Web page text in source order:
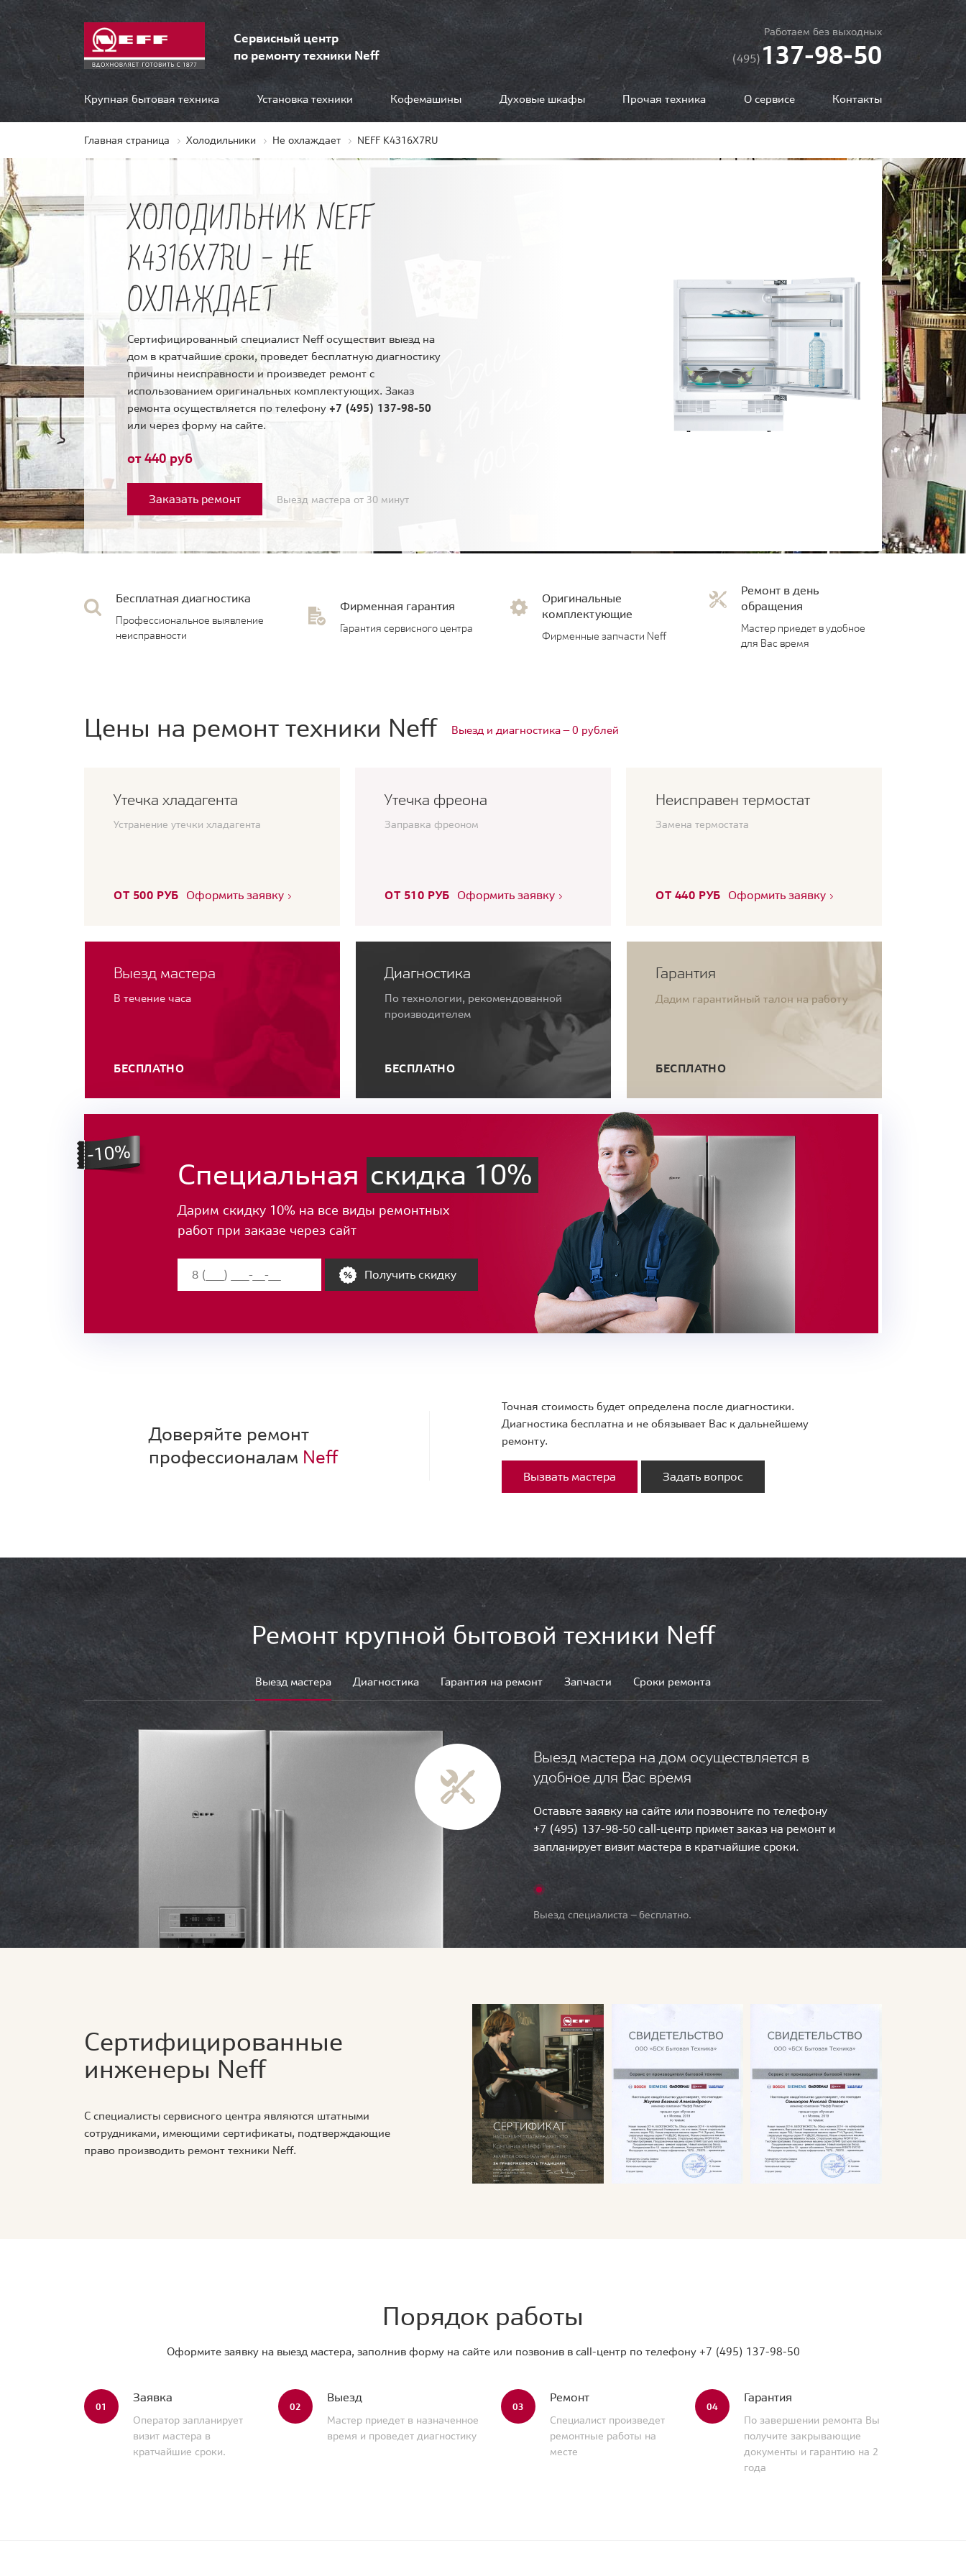
Сервисный центр
по ремонту техники Neff
Работаем без выходных
(495)137-98-50
Крупная бытовая техника Установка техники Кофемашины Духовые шкафы Прочая техника О сервисе Контакты
Главная страница Холодильники Не охлаждает NEFF K4316X7RU
ХОЛОДИЛЬНИК NEFF
K4316X7RU - НЕ
ОХЛАЖДАЕТ
Сертифицированный специалист Neff осуществит выезд на
дом в кратчайшие сроки, проведет бесплатную диагностику
причины неисправности и произведет ремонт с
использованием оригинальных комплектующих. Заказ
ремонта осуществляется по телефону +7 (495) 137-98-50
или через форму на сайте.
от 440 руб
Заказать ремонт Выезд мастера от 30 минут
Бесплатная диагностика
Профессиональное выявление
неисправности
Фирменная гарантия
Гарантия сервисного центра
Оригинальные
комплектующие
Фирменные запчасти Neff
Ремонт в день
обращения
Мастер приедет в удобное
для Вас время
Цены на ремонт техники Neff Выезд и диагностика — 0 рублей
Утечка хладагента
Устранение утечки хладагента
ОТ 500 РУБ Оформить заявку
Утечка фреона
Заправка фреоном
ОТ 510 РУБ Оформить заявку
Неисправен термостат
Замена термостата
ОТ 440 РУБ Оформить заявку
Выезд мастера
В течение часа
БЕСПЛАТНО
Диагностика
По технологии, рекомендованной
производителем
БЕСПЛАТНО
Гарантия
Дадим гарантийный талон на работу
БЕСПЛАТНО
Специальная скидка 10%
Дарим скидку 10% на все виды ремонтных
работ при заказе через сайт
Получить скидку
Доверяйте ремонт
профессионалам Neff
Точная стоимость будет определена после диагностики.
Диагностика бесплатна и не обязывает Вас к дальнейшему
ремонту.
Вызвать мастера Задать вопрос
Ремонт крупной бытовой техники Neff
Выезд мастера Диагностика Гарантия на ремонт Запчасти Сроки ремонта
Выезд мастера на дом осуществляется в
удобное для Вас время
Оставьте заявку на сайте или позвоните по телефону
+7 (495) 137-98-50 call-центр примет заказ на ремонт и
запланирует визит мастера в кратчайшие сроки.
Выезд специалиста — бесплатно.
Сертифицированные
инженеры Neff
С специалисты сервисного центра являются штатными
сотрудниками, имеющими сертификаты, подтверждающие
право производить ремонт техники Neff.
Порядок работы
Оформите заявку на выезд мастера, заполнив форму на сайте или позвонив в call-центр по телефону +7 (495) 137-98-50
01
Заявка
Оператор запланирует
визит мастера в
кратчайшие сроки.
02
Выезд
Мастер приедет в назначенное
время и проведет диагностику
03
Ремонт
Специалист произведет
ремонтные работы на
месте
04
Гарантия
По завершении ремонта Вы
получите закрывающие
документы и гарантию на 2
года